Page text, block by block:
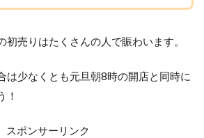
初売りはたくさんの人で賑わいます。
は少なくとも元旦朝8時の開店と同時に
！
スポンサーリンク